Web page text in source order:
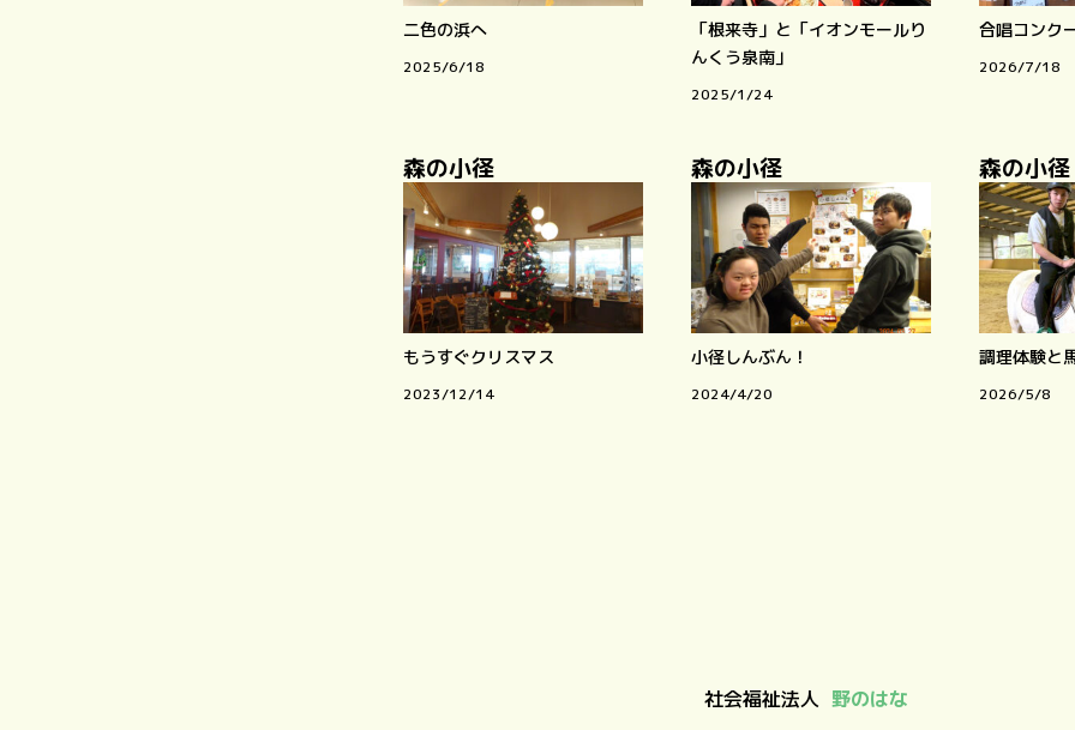
二色の浜へ
2025/6/18
「根来寺」と「イオンモールり
んくう泉南」
2025/1/24
合唱コンク
2026/7/18
森の小径
もうすぐクリスマス
2023/12/14
森の小径
小径しんぶん！
2024/4/20
森の小径
調理体験と
2026/5/8
社会福祉法人 野のはな